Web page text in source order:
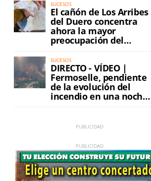
SUCESOS
El cañón de Los Arribes
del Duero concentra
ahora la mayor
preocupación del
incendio
SUCESOS
DIRECTO - VÍDEO |
Fermoselle, pendiente
de la evolución del
incendio en una noche